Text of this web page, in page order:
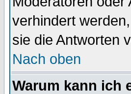
verhindert
sie die Antworten
Nach oben
Warum kann ich